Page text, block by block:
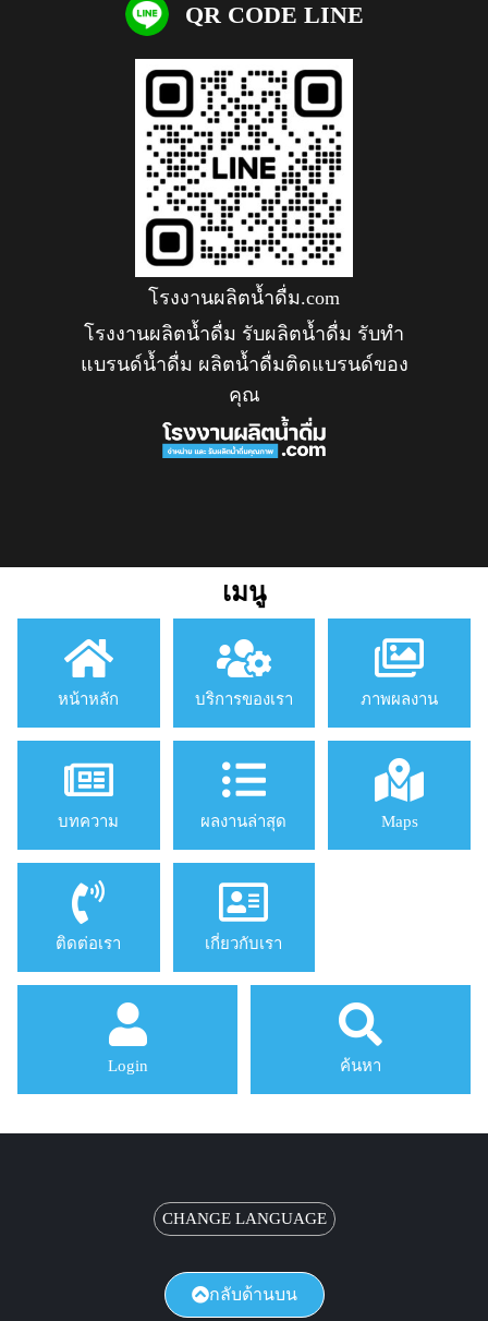
QR CODE LINE
โรงงานผลิตน้ำดื่ม.com
โรงงานผลิตน้ำดื่ม รับผลิตน้ำดื่ม รับทำ
แบรนด์น้ำดื่ม ผลิตน้ำดื่มติดแบรนด์ของ
คุณ
เมนู
หน้าหลัก บริการของเรา ภาพผลงาน
บทความ ผลงานล่าสุด Maps
ติดต่อเรา เกี่ยวกับเรา
Login ค้นหา
CHANGE LANGUAGE
กลับด้านบน